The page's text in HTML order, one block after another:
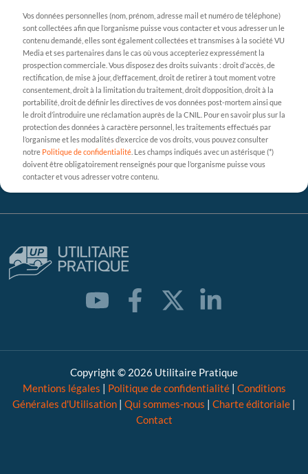
Vos données personnelles (nom, prénom, adresse mail et numéro de téléphone)
sont collectées afin que l’organisme puisse vous contacter et vous adresser un le
contenu demandé, elles sont également collectées et transmises à la société VU
Media et ses partenaires dans le cas où vous accepteriez expressément la
prospection commerciale. Vous disposez des droits suivants : droit d’accès, de
rectification, de mise à jour, d’effacement, droit de retirer à tout moment votre
consentement, droit à la limitation du traitement, droit d’opposition, droit à la
portabilité, droit de définir les directives de vos données post-mortem ainsi que
le droit d’introduire une réclamation auprès de la CNIL. Pour en savoir plus sur la
protection des données à caractère personnel, les traitements effectués par
l’organisme et les modalités d’exercice de vos droits, vous pouvez consulter
notre Politique de confidentialité. Les champs indiqués avec un astérisque (*)
doivent être obligatoirement renseignés pour que l’organisme puisse vous
contacter et vous adresser votre contenu.
Copyright © 2026 Utilitaire Pratique
Mentions légales
Politique de confidentialité| Conditions
Générales d'Utilisation
Qui sommes-nous Charte éditoriale
Contact